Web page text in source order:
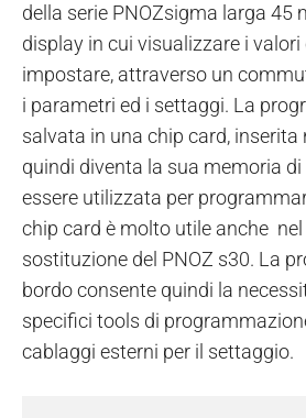
della serie PNOZsigma larga 45
display in cui visualizzare i
impostare, attraverso un
i parametri ed i settaggi. La
salvata in una chip card, inserita
quindi diventa la sua memoria
essere utilizzata per
chip card è molto utile anche nel
sostituzione del PNOZ s30. La
bordo consente quindi la
specifici tools di
cablaggi esterni per il settaggio.